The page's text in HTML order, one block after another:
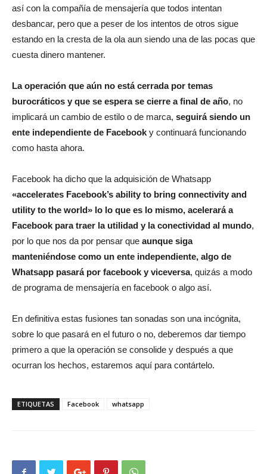
así con la compañía de mensajería que todos intentan
desbancar, pero que a peser de los intentos de otros sigue
estando en la cresta de la ola aun siendo una de las pocas que
cuesta dinero mantener.
La operación que aún no está cerrada por temas
burocráticos y que se espera se cierre a final de año, no
implicará un cambio de estilo o de marca, seguirá siendo un
ente independiente de Facebook y continuará funcionando
como hasta ahora.
Facebook ha dicho que la adquisición de Whatsapp
«accelerates Facebook’s ability to bring connectivity and
utility to the world» lo lo que es lo mismo, acelerará a
Facebook para traer la utilidad y la conectividad al mundo,
por lo que nos da por pensar que aunque siga
manteniéndose como un ente independiente, algo de
Whatsapp pasará por facebook y viceversa, quizás a modo
de programa de mensajería en facebook o algo así.
En definitiva estas fusiones tan sonadas son una incógnita,
sobre lo que pasará en el futuro o no, deberemos dar tiempo
primero a que la operación se consolide y después a que
ocurran los hechos, estaremos aquí para contártelo.
ETIQUETAS Facebook whatsapp